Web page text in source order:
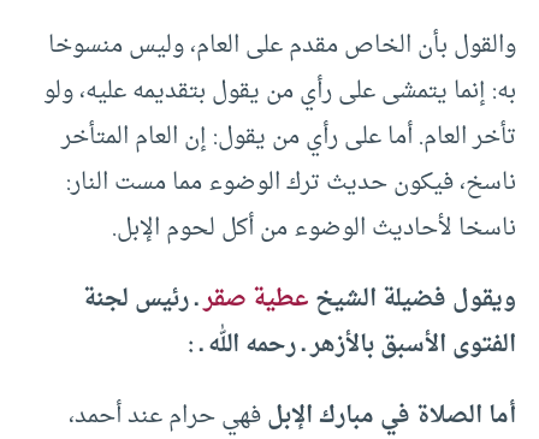
والقول بأن الخاص مقدم على العام، وليس منسوخا
به: إنما يتمشى على رأي من يقول بتقديمه عليه، ولو
تأخر العام. أما على رأي من يقول: إن العام المتأخر
ناسخ، فيكون حديث ترك الوضوء مما مست النار:
ناسخا لأحاديث الوضوء من أكل لحوم الإبل.
ويقول فضيلة الشيخعطية صقرـ رئيس لجنة
الفتوى الأسبق بالأزهر ـ رحمه الله ـ :
أما الصلاة في مبارك الإبلفهي حرام عند أحمد،